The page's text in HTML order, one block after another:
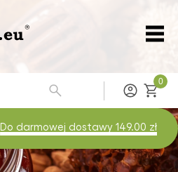
Zaloguj
0
Do darmowej dostawy 149.00 zł